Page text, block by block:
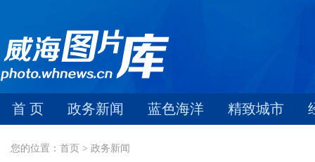
首 页 政务新闻 蓝色海洋 精致城市
您的位置：首页 > 政务新闻